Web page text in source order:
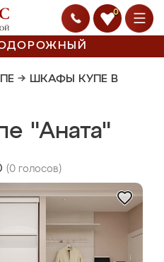
0
→ ШКАФЫ КУПЕ В
"Аната"
(0 голосов)